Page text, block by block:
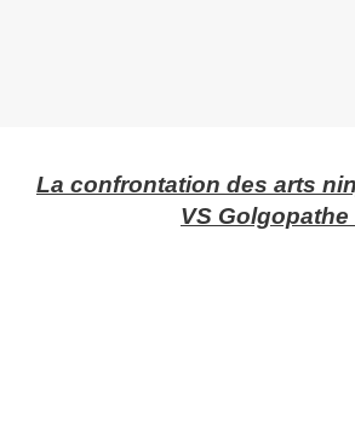
La confrontation des arts
VS Golgopathe